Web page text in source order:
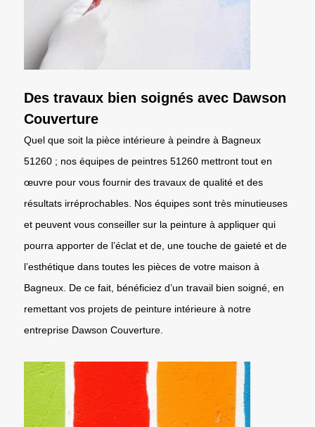
Des travaux bien soignés avec Dawson
Couverture
Quel que soit la pièce intérieure à peindre à Bagneux
51260 ; nos équipes de peintres 51260 mettront tout en
œuvre pour vous fournir des travaux de qualité et des
résultats irréprochables. Nos équipes sont très minutieuses
et peuvent vous conseiller sur la peinture à appliquer qui
pourra apporter de l’éclat et de, une touche de gaieté et de
l’esthétique dans toutes les pièces de votre maison à
Bagneux. De ce fait, bénéficiez d’un travail bien soigné, en
remettant vos projets de peinture intérieure à notre
entreprise Dawson Couverture.